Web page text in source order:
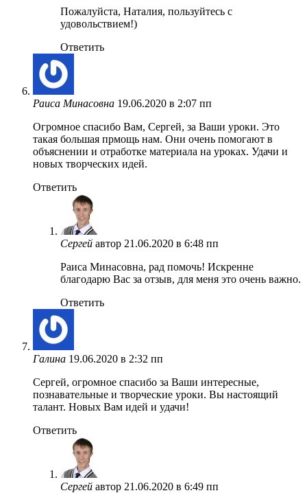
Пожалуйста, Наталия, пользуйтесь с
удовольствием!)
Ответить
Раиса Минасовна 19.06.2020 в 2:07 пп
Огромное спасибо Вам, Сергей, за Ваши уроки. Это
такая большая прмощь нам. Они очень помогают в
объяснении и отработке материала на уроках. Удачи и
новых творческих идей.
Ответить
Сергей автор 21.06.2020 в 6:48 пп
Раиса Минасовна, рад помочь! Искренне
благодарю Вас за отзыв, для меня это очень важно.
Ответить
Галина 19.06.2020 в 2:32 пп
Сергей, огромное спасибо за Ваши интересные,
познавательные и творческие уроки. Вы настоящий
талант. Новых Вам идей и удачи!
Ответить
Сергей автор 21.06.2020 в 6:49 пп